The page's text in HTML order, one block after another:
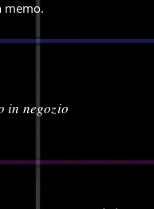
memo.
in negozio